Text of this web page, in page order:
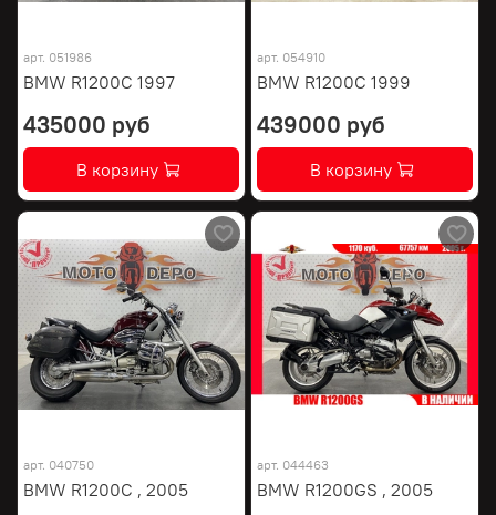
арт. 051986
BMW R1200C 1997
435000 руб
В корзину
арт. 054910
BMW R1200C 1999
439000 руб
В корзину
арт. 040750
BMW R1200C , 2005
арт. 044463
BMW R1200GS , 2005